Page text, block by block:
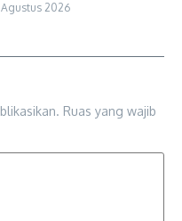
Agustus 2026
Ruas yang wajib